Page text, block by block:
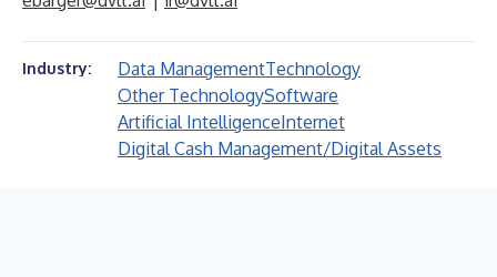
Industry: Data ManagementTechnology
Other TechnologySoftware
Artificial IntelligenceInternet
Digital Cash Management/Digital Assets